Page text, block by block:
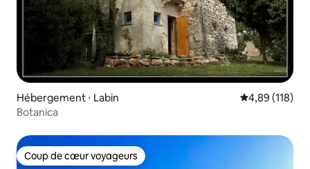
Hébergement ⋅ Labin Évaluation
4,89 (118)
Botanica
Coup de cœur voyageurs
Coup de cœur voyageurs